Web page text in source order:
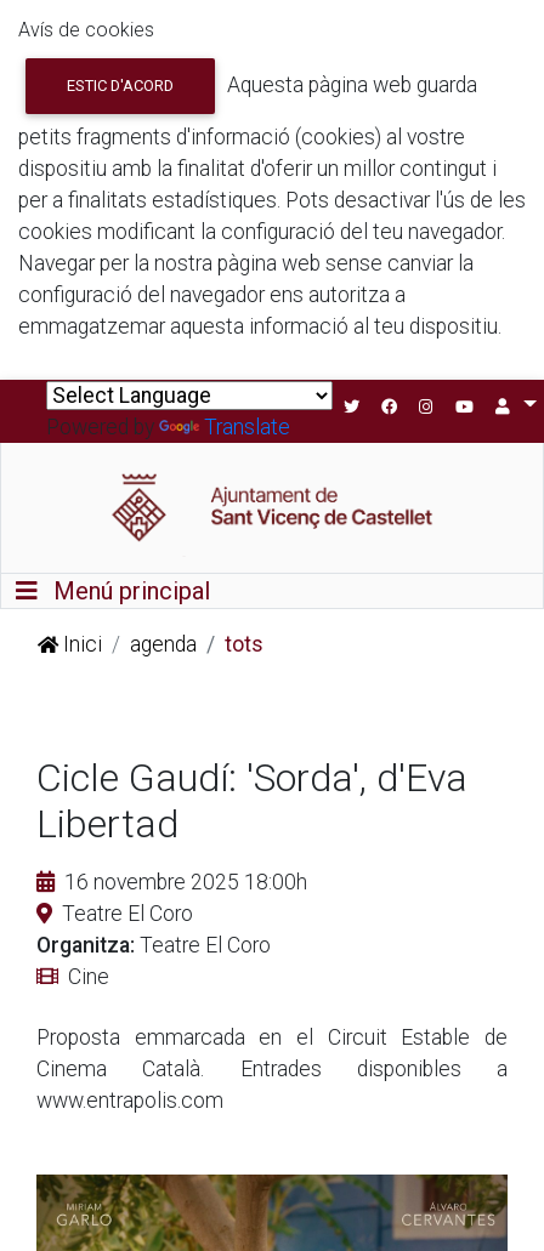
Avís de cookies
ESTIC D'ACORD Aquesta pàgina web guarda
petits fragments d'informació (cookies) al vostre
dispositiu amb la finalitat d'oferir un millor contingut i
per a finalitats estadístiques. Pots desactivar l'ús de les
cookies modificant la configuració del teu navegador.
Navegar per la nostra pàgina web sense canviar la
configuració del navegador ens autoritza a
emmagatzemar aquesta informació al teu dispositiu.
Powered by Translate
Commutador de navegació
Menú principal
Inici agenda tots
Cicle Gaudí: 'Sorda', d'Eva
Libertad
16 novembre 2025 18:00h
Teatre El Coro
Organitza: Teatre El Coro
Cine
Proposta emmarcada en el Circuit Estable de
Cinema Català. Entrades disponibles a
www.entrapolis.com